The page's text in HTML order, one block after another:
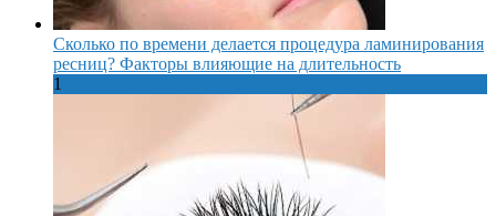
Сколько по времени делается процедура ламинирования
ресниц? Факторы влияющие на длительность
1